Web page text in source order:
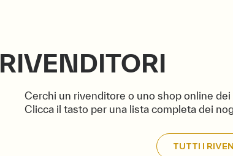
RIVENDITORI
Cerchi un rivenditore o uno shop online
Clicca il tasto per una lista completa dei
TUTTI I